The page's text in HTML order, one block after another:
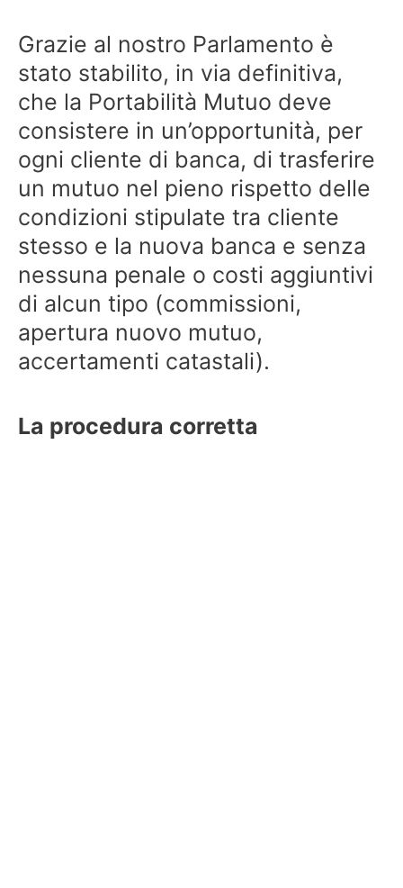
Grazie al nostro Parlamento è
stato stabilito, in via definitiva,
che la Portabilità Mutuo deve
consistere in un’opportunità, per
ogni cliente di banca, di trasferire
un mutuo nel pieno rispetto delle
condizioni stipulate tra cliente
stesso e la nuova banca e senza
nessuna penale o costi aggiuntivi
di alcun tipo (commissioni,
apertura nuovo mutuo,
accertamenti catastali).
La procedura corretta